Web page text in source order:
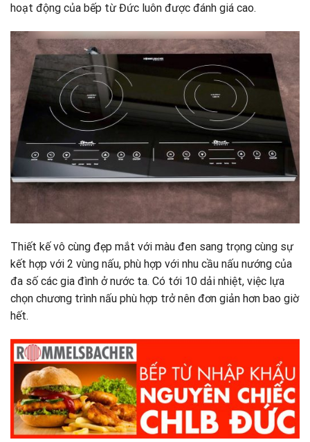
hoạt động của bếp từ Đức luôn được đánh giá cao.
Thiết kế vô cùng đẹp mắt với màu đen sang trọng cùng sự
kết hợp với 2 vùng nấu, phù hợp với nhu cầu nấu nướng của
đa số các gia đình ở nước ta. Có tới 10 dải nhiệt, việc lựa
chọn chương trình nấu phù hợp trở nên đơn giản hơn bao giờ
hết.